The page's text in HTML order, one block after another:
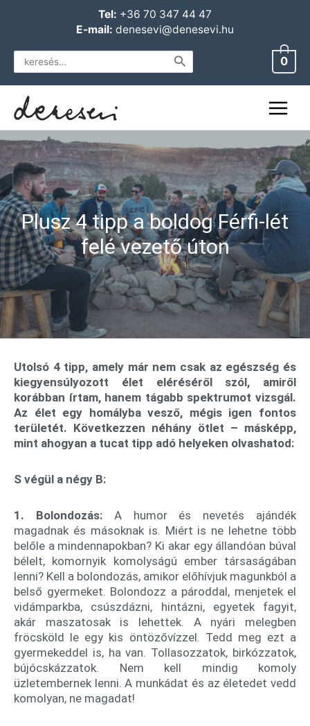
Tel: +36 70 347 44 47
E-mail: denesevi@denesevi.hu
Search
for:
0
Plusz 4 tipp a boldog Férfi-lét
felé vezető úton
Utolsó 4 tipp, amely már nem csak az egészség és
kiegyensúlyozott élet eléréséről szól, amiről
korábban írtam, hanem tágabb spektrumot vizsgál.
Az élet egy homályba vesző, mégis igen fontos
területét. Következzen néhány ötlet – másképp,
mint ahogyan a tucat tipp adó helyeken olvashatod:
S végül a négy B:
1. Bolondozás:A humor és nevetés ajándék
magadnak és másoknak is. Miért is ne lehetne több
belőle a mindennapokban? Ki akar egy állandóan búval
bélelt, komornyik komolyságú ember társaságában
lenni? Kell a bolondozás, amikor előhívjuk magunkból a
belső gyermeket. Bolondozz a pároddal, menjetek el
vidámparkba, csúszdázni, hintázni, egyetek fagyit,
akár maszatosak is lehettek. A nyári melegben
fröcsköld le egy kis öntözővízzel. Tedd meg ezt a
gyermekeddel is, ha van. Tollasozzatok, birkózzatok,
bújócskázzatok. Nem kell mindig komoly
üzletembernek lenni. A munkádat és az életedet vedd
komolyan, ne magadat!